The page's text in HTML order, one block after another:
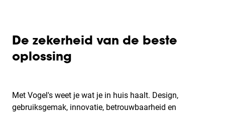
De zekerheid van de beste
oplossing
Met Vogel's weet je wat je in huis haalt. Design,
gebruiksgemak, innovatie, betrouwbaarheid en